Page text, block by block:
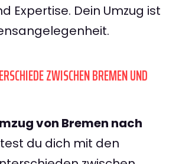
Expertise. Dein Umzug ist
ZWISCHEN BREMEN UND
von Bremen nach
du dich mit den